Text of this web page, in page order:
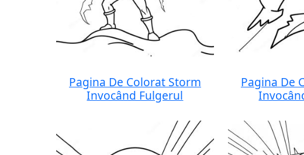
Pagina De Colorat Storm
Invocând Fulgerul
Pagina De